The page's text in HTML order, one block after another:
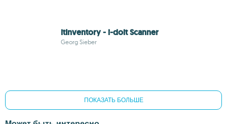
itInventory - i-doit Scanner
Georg Sieber
ПОКАЗАТЬ БОЛЬШЕ